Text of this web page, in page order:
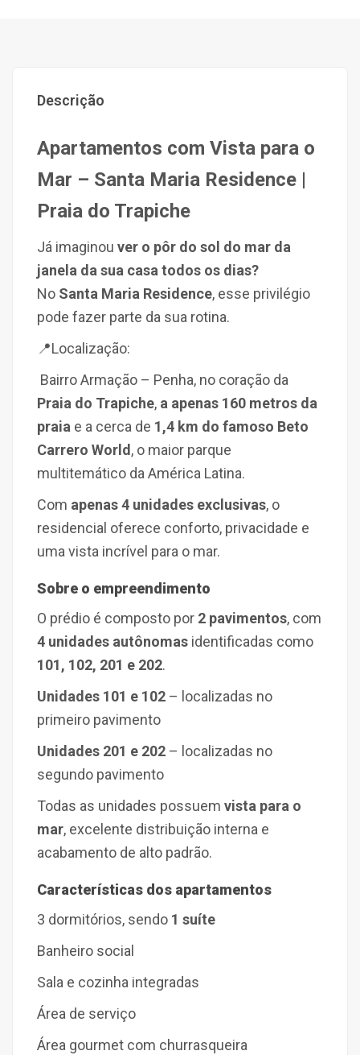
Descrição
Apartamentos com Vista para o
Mar – Santa Maria Residence |
Praia do Trapiche
Já imaginou ver o pôr do sol do mar da
janela da sua casa todos os dias?
No Santa Maria Residence, esse privilégio
pode fazer parte da sua rotina.
📍Localização:
Bairro Armação – Penha, no coração da
Praia do Trapiche, a apenas 160 metros da
praia e a cerca de 1,4 km do famoso Beto
Carrero World , o maior parque
multitemático da América Latina.
Com apenas 4 unidades exclusivas, o
residencial oferece conforto, privacidade e
uma vista incrível para o mar.
Sobre o empreendimento
O prédio é composto por 2 pavimentos, com
4 unidades autônomas identificadas como
101, 102, 201 e 202.
Unidades 101 e 102 – localizadas no
primeiro pavimento
Unidades 201 e 202 – localizadas no
segundo pavimento
Todas as unidades possuem vista para o
mar, excelente distribuição interna e
acabamento de alto padrão.
Características dos apartamentos
3 dormitórios, sendo 1 suíte
Banheiro social
Sala e cozinha integradas
Área de serviço
Área gourmet com churrasqueira